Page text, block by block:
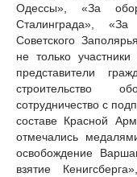
Одессы», «За
Сталинграда»,
Советского
не только
представители
строительство
сотрудничество с
составе Красной
отмечались
освобождение
взятие